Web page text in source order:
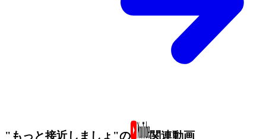
"もっと接近しましょ"の 関連動画